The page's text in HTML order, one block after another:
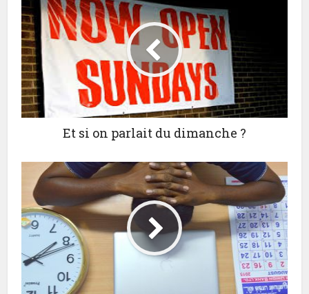
Et si on parlait du dimanche ?